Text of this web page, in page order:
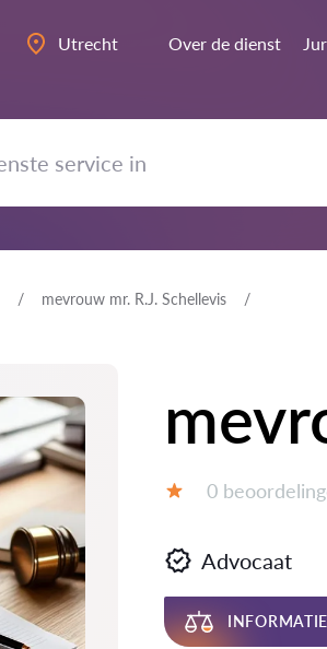
Utrecht Over de dienst
mevrouw mr. R.J. Schellevis
0
Advocaat